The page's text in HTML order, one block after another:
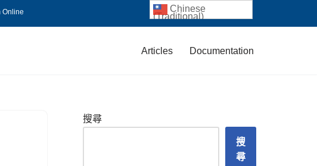
Online
Articles Documentation
搜尋
搜
尋
Chinese
(Traditional)